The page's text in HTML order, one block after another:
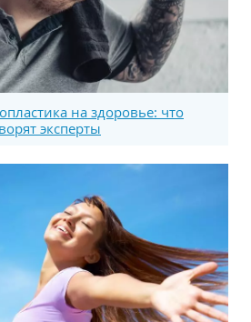
на здоровье: что
эксперты